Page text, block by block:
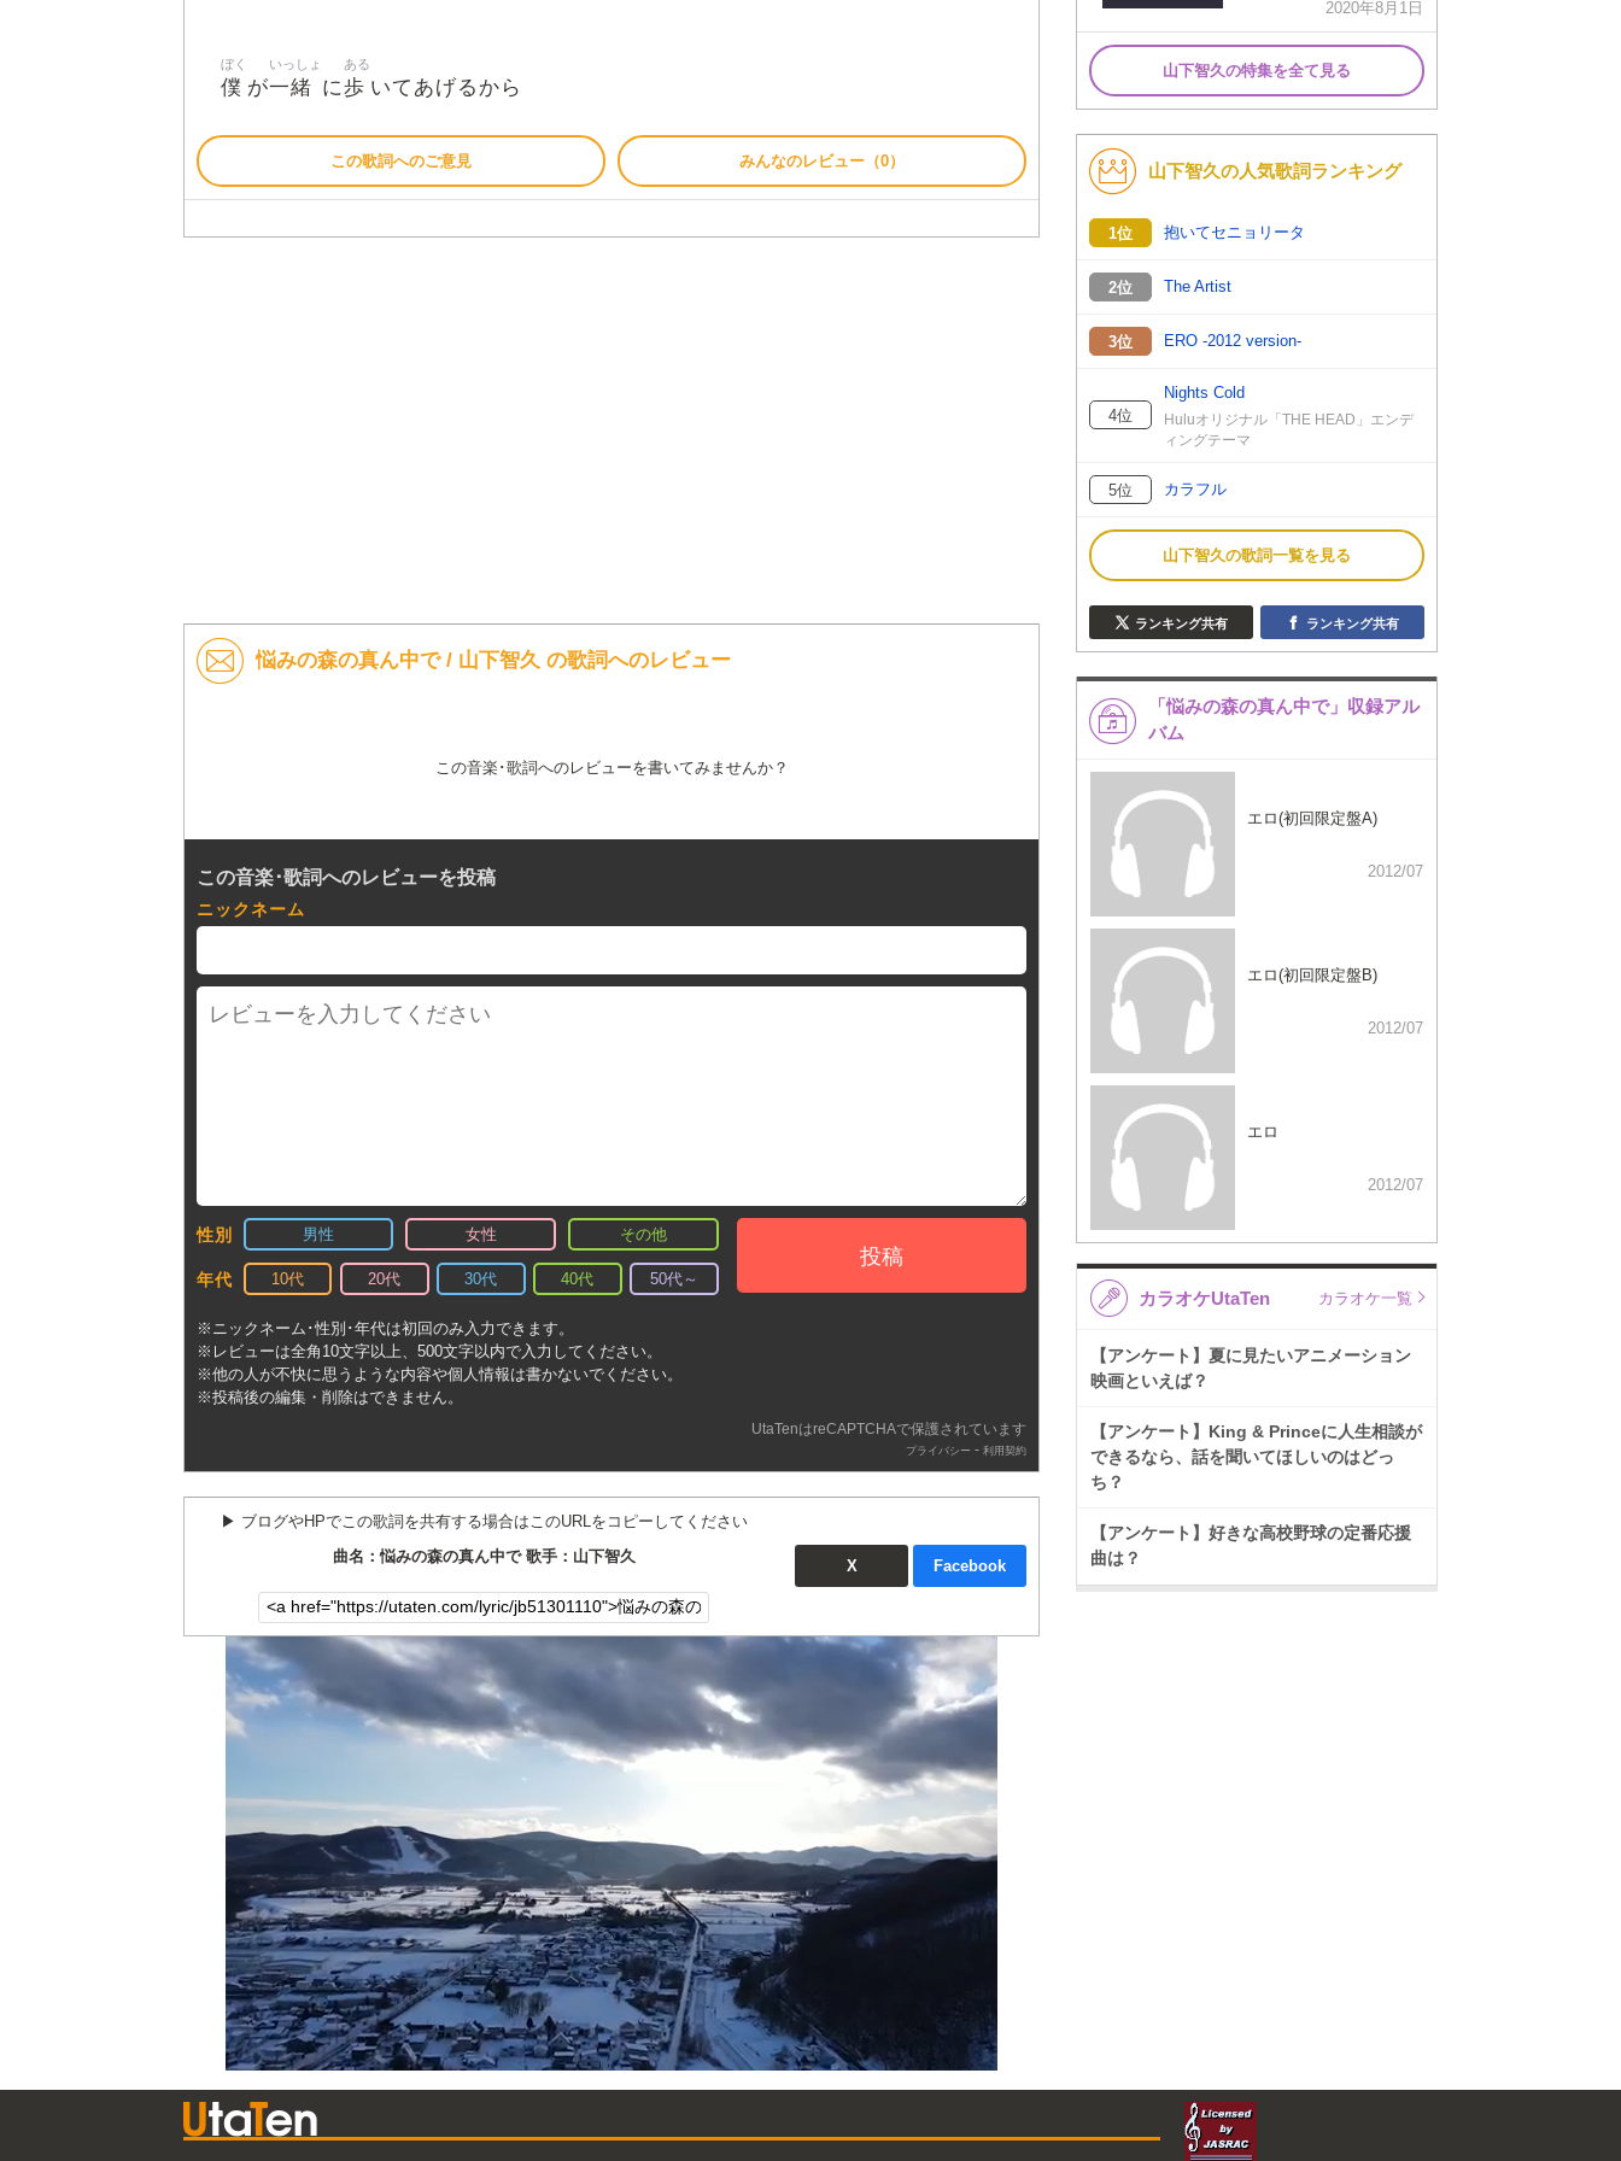
僕
ぼく
が一緒
いっしょ
に歩
ある
いてあげるから
この歌詞へのご意見 みんなのレビュー（0）
悩みの森の真ん中で / 山下智久 の歌詞へのレビュー
この音楽･歌詞へのレビューを書いてみませんか？
この音楽･歌詞へのレビューを投稿
ニックネーム
性別 男性 女性 その他
年代 10代 20代 30代 40代 50代～
投稿
※ニックネーム･性別･年代は初回のみ入力できます。
※レビューは全角10文字以上、500文字以内で入力してください。
※他の人が不快に思うような内容や個人情報は書かないでください。
※投稿後の編集・削除はできません。
UtaTenはreCAPTCHAで保護されています
プライバシー - 利用契約
▶︎ ブログやHPでこの歌詞を共有する場合はこのURLをコピーしてください
曲名：悩みの森の真ん中で 歌手：山下智久
X Facebook
2020年8月1日
山下智久の特集を全て見る
山下智久の人気歌詞ランキング
1位 抱いてセニョリータ
2位 The Artist
3位 ERO -2012 version-
4位
Nights Cold
Huluオリジナル「THE HEAD」エンデ
ィングテーマ
5位 カラフル
山下智久の歌詞一覧を見る
ランキング共有 ランキング共有
「悩みの森の真ん中で」収録アル
バム
エロ(初回限定盤A)
2012/07
エロ(初回限定盤B)
2012/07
エロ
2012/07
カラオケUtaTen カラオケ一覧
【アンケート】夏に見たいアニメーション
映画といえば？
【アンケート】King & Princeに人生相談が
できるなら、話を聞いてほしいのはどっ
ち？
【アンケート】好きな高校野球の定番応援
曲は？